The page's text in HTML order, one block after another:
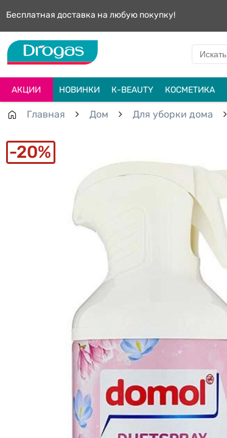
Бесплатная доставка на любую покупку!
АКЦИИ НОВИНКИ К-BEAUTY КОСМЕТИКА
Главная Дом Для уборки дома
20%